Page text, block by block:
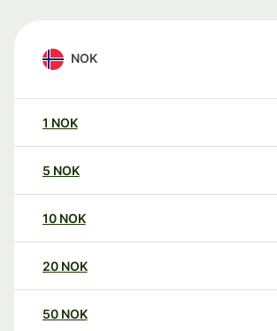
NOK
1 NOK
5 NOK
10 NOK
20 NOK
50 NOK